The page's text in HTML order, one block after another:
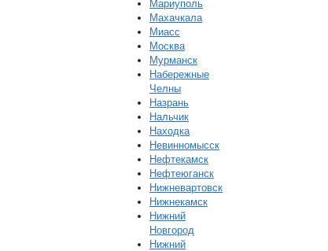
Мариуполь
Махачкала
Миасс
Москва
Мурманск
Набережные
Челны
Назрань
Нальчик
Находка
Невинномысск
Нефтекамск
Нефтеюганск
Нижневартовск
Нижнекамск
Нижний
Новгород
Нижний